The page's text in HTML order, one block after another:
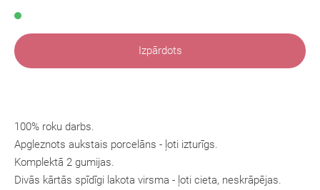
Izpārdots
100% roku darbs.
Apgleznots aukstais porcelāns - ļoti izturīgs.
Komplektā 2 gumijas.
Divās kārtās spīdīgi lakota virsma - ļoti cieta, neskrāpējas.